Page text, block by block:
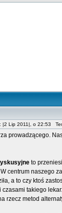
|2 Lip 2011|, o 22:53
prowadzącego.
to
centrum naszego
a to czy ktoś
takiego
rzecz metod